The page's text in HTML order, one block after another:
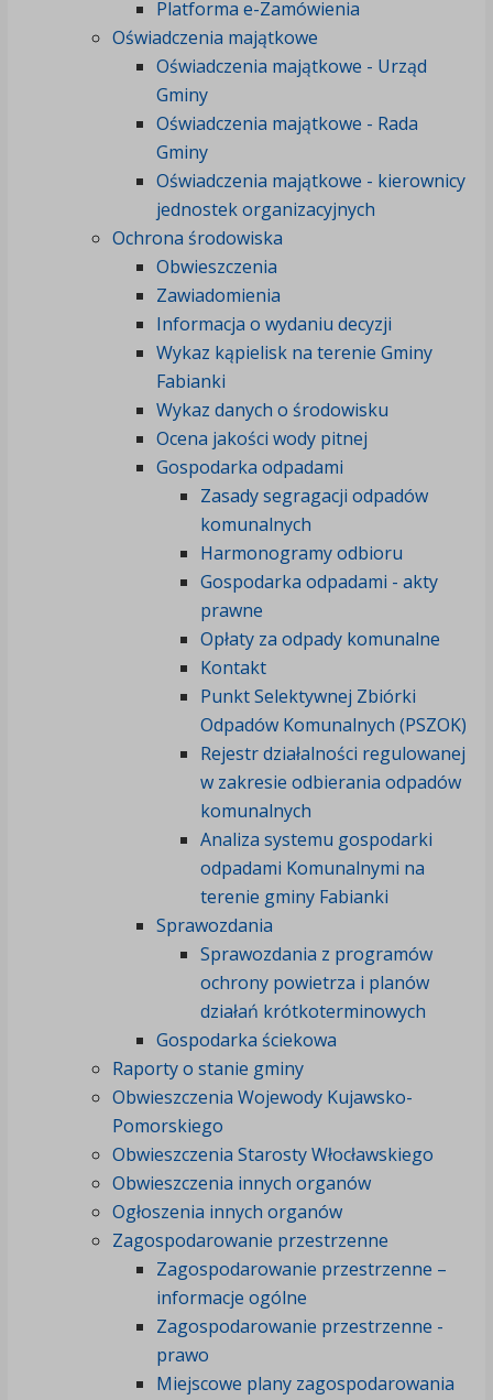
Platforma e-Zamówienia
Oświadczenia majątkowe
Oświadczenia majątkowe - Urząd
Gminy
Oświadczenia majątkowe - Rada
Gminy
Oświadczenia majątkowe - kierownicy
jednostek organizacyjnych
Ochrona środowiska
Obwieszczenia
Zawiadomienia
Informacja o wydaniu decyzji
Wykaz kąpielisk na terenie Gminy
Fabianki
Wykaz danych o środowisku
Ocena jakości wody pitnej
Gospodarka odpadami
Zasady segragacji odpadów
komunalnych
Harmonogramy odbioru
Gospodarka odpadami - akty
prawne
Opłaty za odpady komunalne
Kontakt
Punkt Selektywnej Zbiórki
Odpadów Komunalnych (PSZOK)
Rejestr działalności regulowanej
w zakresie odbierania odpadów
komunalnych
Analiza systemu gospodarki
odpadami Komunalnymi na
terenie gminy Fabianki
Sprawozdania
Sprawozdania z programów
ochrony powietrza i planów
działań krótkoterminowych
Gospodarka ściekowa
Raporty o stanie gminy
Obwieszczenia Wojewody Kujawsko-
Pomorskiego
Obwieszczenia Starosty Włocławskiego
Obwieszczenia innych organów
Ogłoszenia innych organów
Zagospodarowanie przestrzenne
Zagospodarowanie przestrzenne –
informacje ogólne
Zagospodarowanie przestrzenne -
prawo
Miejscowe plany zagospodarowania